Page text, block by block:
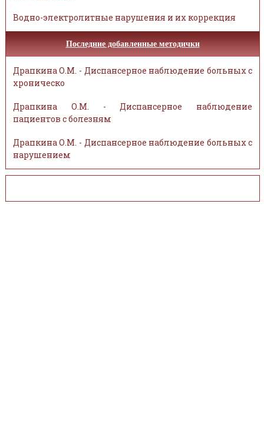
Водно-электролитные нарушения и их коррекция
Последние добавленные методички
Драпкина О.М. - Диспансерное наблюдение больных с
хроническо
Драпкина О.М. - Диспансерное наблюдение
пациентов с болезням
Драпкина О.М. - Диспансерное наблюдение больных с
нарушением